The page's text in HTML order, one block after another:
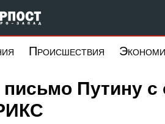
Форпост Северо-Запад
Происшествия
Путину с